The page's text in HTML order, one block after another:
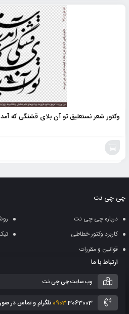
وکتور شعر نستعلیق تو آن بلای قشنگی که
سبد
چی چی نت
درباره چی چی نت
کاربرد وکتور خطاطی
قوانین و مقررات
ارتباط با ما
وب سایت چی چی نت
09033063003 تلگرام و تماس در صورت لزوم